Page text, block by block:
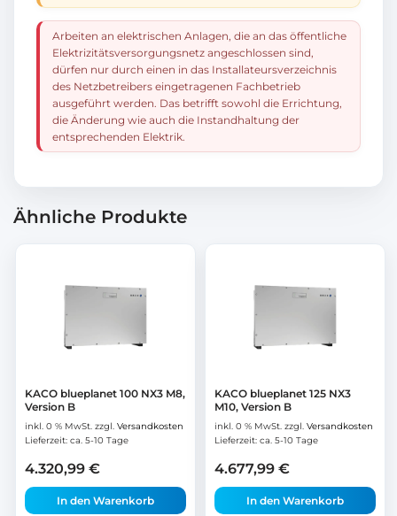
Arbeiten an elektrischen Anlagen, die an das öffentliche
Elektrizitätsversorgungsnetz angeschlossen sind,
dürfen nur durch einen in das Installateursverzeichnis
des Netzbetreibers eingetragenen Fachbetrieb
ausgeführt werden. Das betrifft sowohl die Errichtung,
die Änderung wie auch die Instandhaltung der
entsprechenden Elektrik.
Ähnliche Produkte
KACO blueplanet 100 NX3 M8,
Version B
inkl. 0 % MwSt. zzgl. Versandkosten
Lieferzeit: ca. 5-10 Tage
4.320,99 €
In den Warenkorb
KACO blueplanet 125 NX3
M10, Version B
inkl. 0 % MwSt. zzgl. Versandkosten
Lieferzeit: ca. 5-10 Tage
4.677,99 €
In den Warenkorb